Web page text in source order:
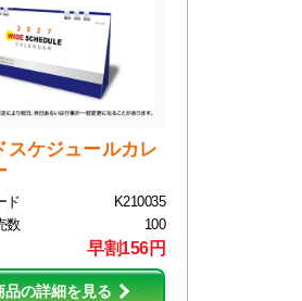
スケジュールカレ
ド
K210035
数
100
早割156円
品の詳細を見る